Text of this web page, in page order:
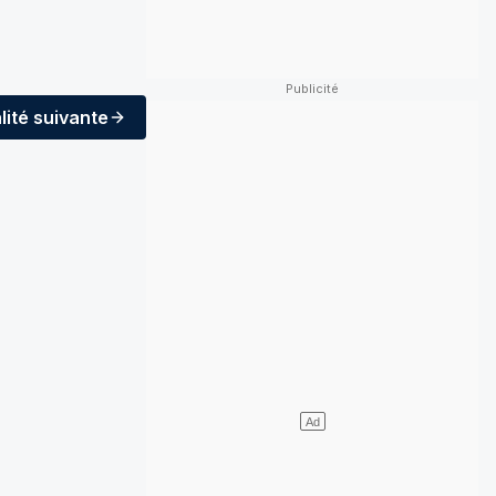
suivante